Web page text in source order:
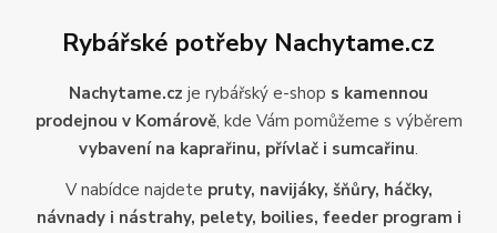
Rybářské potřeby Nachytame.cz
Nachytame.cz je rybářský e-shop s kamennou
prodejnou v Komárově, kde Vám pomůžeme s výběrem
vybavení na kaprařinu, přívlač i sumcařinu.
V nabídce najdete pruty, navijáky, šňůry, háčky,
návnady i nástrahy, pelety, boilies, feeder program i